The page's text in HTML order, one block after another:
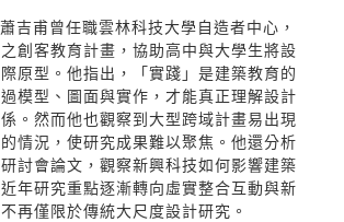
吉甫曾任職雲林科技大學自造者中心，
創客教育計畫，協助高中與大學生將設
原型。他指出，「實踐」是建築教育的
模型、圖面與實作，才能真正理解設計
。然而他也觀察到大型跨域計畫易出現
的情況，使研究成果難以聚焦。他還分析
討會論文，觀察新興科技如何影響建築
年研究重點逐漸轉向虛實整合互動與新
再僅限於傳統大尺度設計研究。